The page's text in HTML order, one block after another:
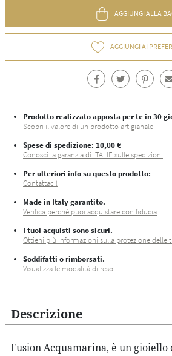
AGGIUNGI AI
AGGIUNGI ALLA
Prodotto realizzato apposta per te in 30
Scopri il valore di un prodotto artigianale
Spese di spedizione: 10,00 €
Conosci la garanzia di ITALIE sulle spedizioni
Per ulteriori info su questo prodotto:
Contattaci!
Made in Italy garantito.
Verifica perché puoi acquistare con fiducia
I tuoi acquisti sono sicuri.
Ottieni più informazioni sulla protezione delle
Soddifatti o rimborsati.
Visualizza le modalità di reso
Descrizione
Fusion Acquamarina, è un gioiello